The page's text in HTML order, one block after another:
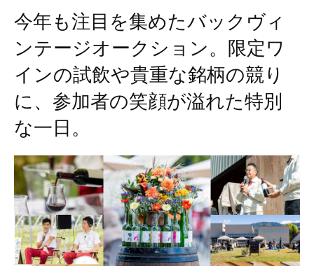
今年も注目を集めたバックヴィ
ンテージオークション。限定ワ
インの試飲や貴重な銘柄の競り
に、参加者の笑顔が溢れた特別
な一日。